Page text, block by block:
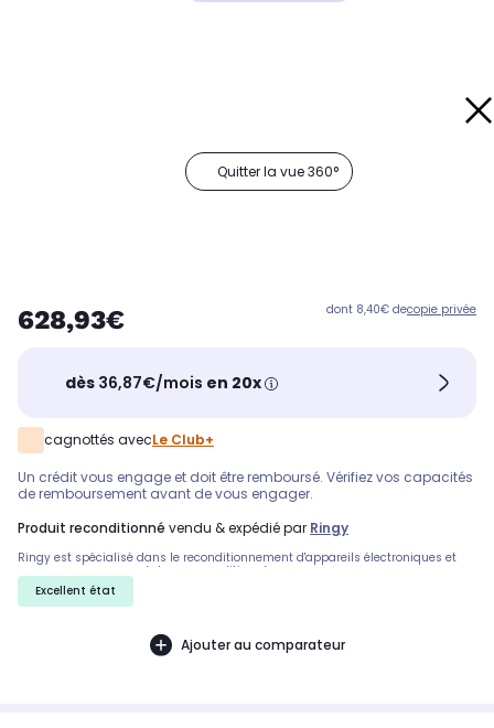
Quitter la vue 360°
628,93€ dont 8,40€ decopie privée
dès 36,87€/mois en 20x
cagnottés avecLe Club+
Un crédit vous engage et doit être remboursé. Vérifiez vos capacités
de remboursement avant de vous engager.
produit reconditionné vendu & expédié par Ringy
Ringy est spécialisé dans le reconditionnement d'appareils électroniques et
vous propose ce smartphone reconditionné
Excellent état
Ajouter au comparateur